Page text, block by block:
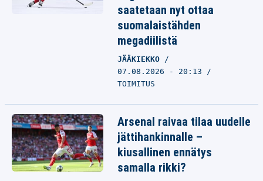
saatetaan nyt ottaa
suomalaistähden
megadiilistä
JÄÄKIEKKO
07.08.2026 - 20:13
TOIMITUS
Arsenal raivaa tilaa uudelle
jättihankinnalle –
kiusallinen ennätys
samalla rikki?